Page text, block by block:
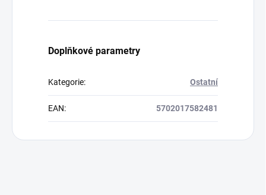
Doplňkové parametry
Kategorie: Ostatní
EAN: 5702017582481